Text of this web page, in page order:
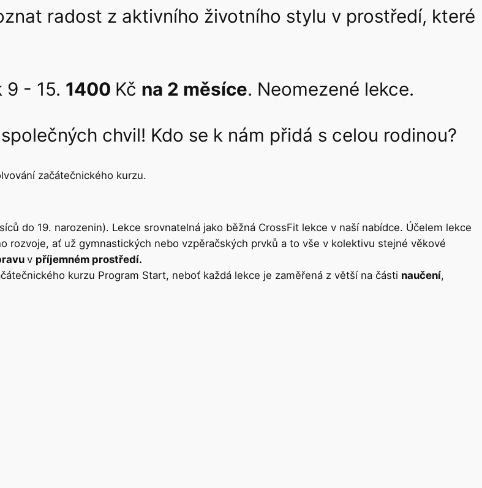
radost z aktivního životního stylu v prostředí, které
9 - 15. 1400 Kč na 2 měsíce. Neomezené lekce.
chvil! Kdo se k nám přidá s celou rodinou?
začátečnického kurzu.
do 19. narozenin). Lekce srovnatelná jako běžná CrossFit lekce v naší nabídce. Účelem lekce
rozvoje, ať už gymnastických nebo vzpěračských prvků a to vše v kolektivu stejné věkové
v příjemném prostředí.
kurzu Program Start, neboť každá lekce je zaměřená z větší na části naučení,